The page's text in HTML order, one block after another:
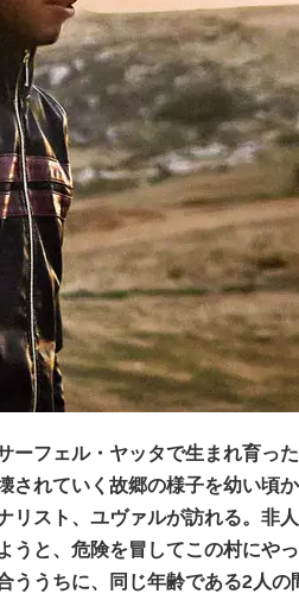
ーフェル・ヤッタで生まれ育っ
されていく故郷の様子を幼い頃
リスト、ユヴァルが訪れる。非
うと、危険を冒してこの村にや
ううちに、同じ年齢である2人